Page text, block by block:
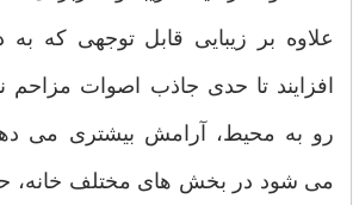
علاوه بر زیبایی قابل توجهی که
افزایند تا حدی جاذب اصوات مزاحم
رو به محیط، آرامش بیشتری می
می شود در بخش های مختلف خانه،